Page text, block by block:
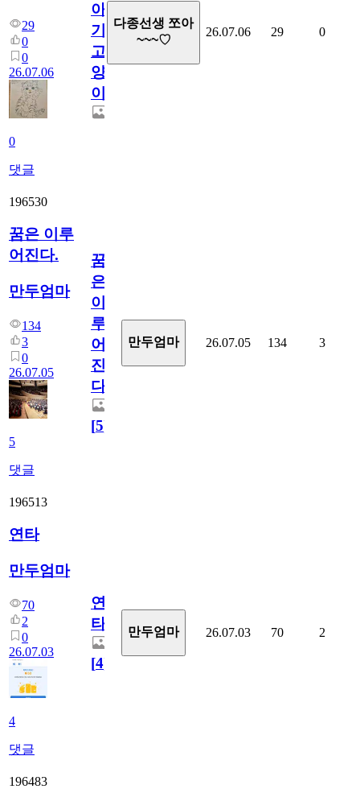
29
0
0
26.07.06
0
댓글
아
기
고
양
이
다종선생 쪼아
~~~♡
26.07.06 29 0
196530
꿈은 이루
어진다.
만두엄마
134
3
0
26.07.05
5
댓글
꿈
은
이
루
어
진
다.
[5]
만두엄마 26.07.05 134 3
196513
연타
만두엄마
70
2
0
26.07.03
4
댓글
연
타
[4]
만두엄마 26.07.03 70 2
196483